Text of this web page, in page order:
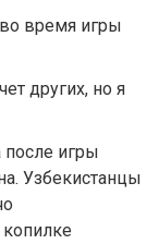
время игры
других, но я
игры
Узбекистанцы